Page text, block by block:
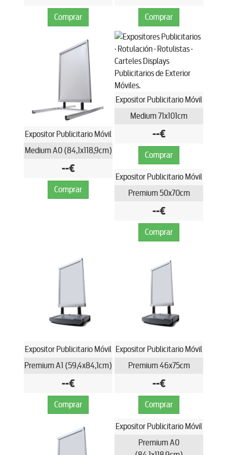
Comprar Comprar
Expositor Publicitario Móvil
Medium A0 (84,1x118,9cm)
--€
Comprar
Expositor Publicitario Móvil
Medium 71x101cm
--€
Comprar
Expositor Publicitario Móvil
Premium 50x70cm
--€
Comprar
Expositor Publicitario Móvil
Premium A1 (59,4x84,1cm)
--€
Comprar
Expositor Publicitario Móvil
Premium 46x75cm
--€
Comprar
Expositor Publicitario Móvil
Premium A0